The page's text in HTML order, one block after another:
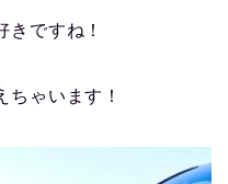
きですね！
ちゃいます！